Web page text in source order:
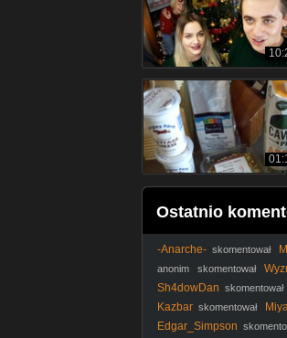
Ostatnio
-Anarche- skomentował
anonim skomentował
Sh4dowDan skomentował
PL
Kazbar skomentował
Edgar_Simpson